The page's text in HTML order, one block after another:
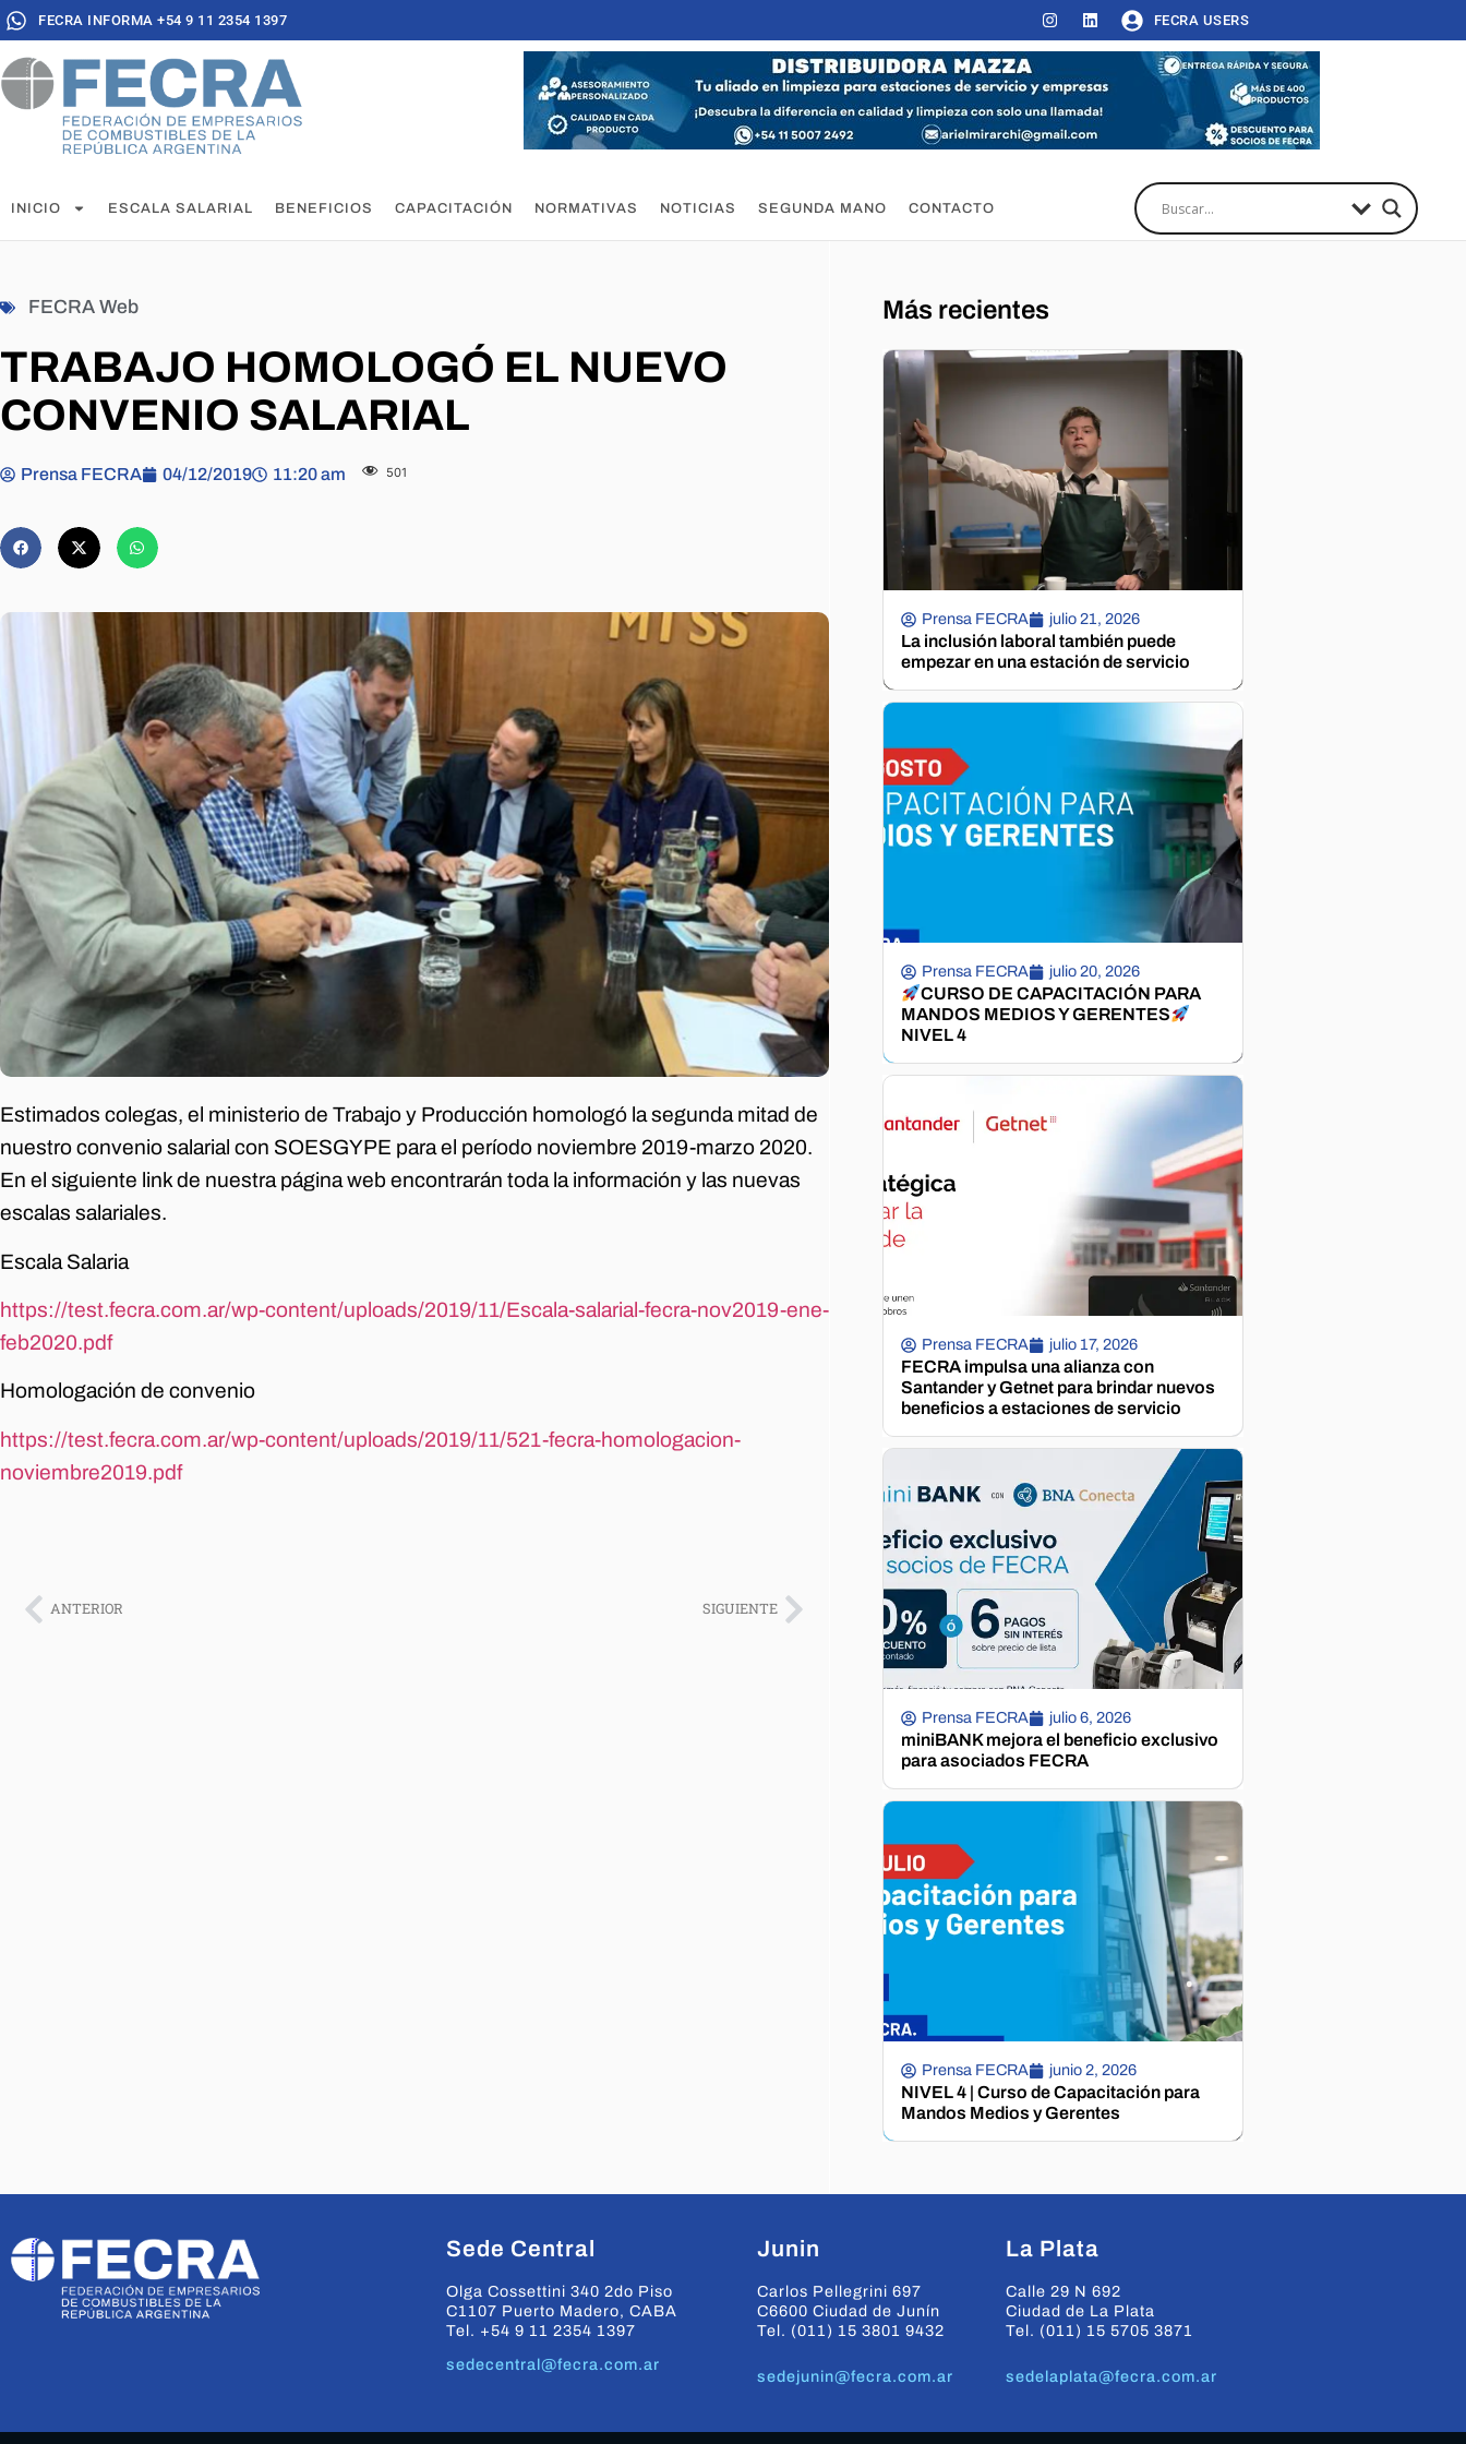
FECRA INFORMA +54 9 11 2354 1397 FECRA USERS
INICIO ESCALA SALARIAL BENEFICIOS CAPACITACIÓN NORMATIVAS NOTICIAS SEGUNDA MANO CONTACTO
FECRA Web
TRABAJO HOMOLOGÓ EL NUEVO
CONVENIO SALARIAL
Prensa FECRA 04/12/2019 11:20 am 501
Estimados colegas, el ministerio de Trabajo y Producción homologó la segunda mitad de
nuestro convenio salarial con SOESGYPE para el período noviembre 2019-marzo 2020.
En el siguiente link de nuestra página web encontrarán toda la información y las nuevas
escalas salariales.
Escala Salaria
https://test.fecra.com.ar/wp-content/uploads/2019/11/Escala-salarial-fecra-nov2019-ene-
feb2020.pdf
Homologación de convenio
https://test.fecra.com.ar/wp-content/uploads/2019/11/521-fecra-homologacion-
noviembre2019.pdf
ANTERIOR SIGUIENTE
Más recientes
Prensa FECRA julio 21, 2026
La inclusión laboral también puede
empezar en una estación de servicio
Prensa FECRA julio 20, 2026
CURSO DE CAPACITACIÓN PARA
MANDOS MEDIOS Y GERENTES
NIVEL 4
Prensa FECRA julio 17, 2026
FECRA impulsa una alianza con
Santander y Getnet para brindar nuevos
beneficios a estaciones de servicio
Prensa FECRA julio 6, 2026
miniBANK mejora el beneficio exclusivo
para asociados FECRA
Prensa FECRA junio 2, 2026
NIVEL 4 | Curso de Capacitación para
Mandos Medios y Gerentes
Sede Central
Olga Cossettini 340 2do Piso
C1107 Puerto Madero, CABA
Tel. +54 9 11 2354 1397
sedecentral@fecra.com.ar
Junin
Carlos Pellegrini 697
C6600 Ciudad de Junín
Tel. (011) 15 3801 9432
sedejunin@fecra.com.ar
La Plata
Calle 29 N 692
Ciudad de La Plata
Tel. (011) 15 5705 3871
sedelaplata@fecra.com.ar